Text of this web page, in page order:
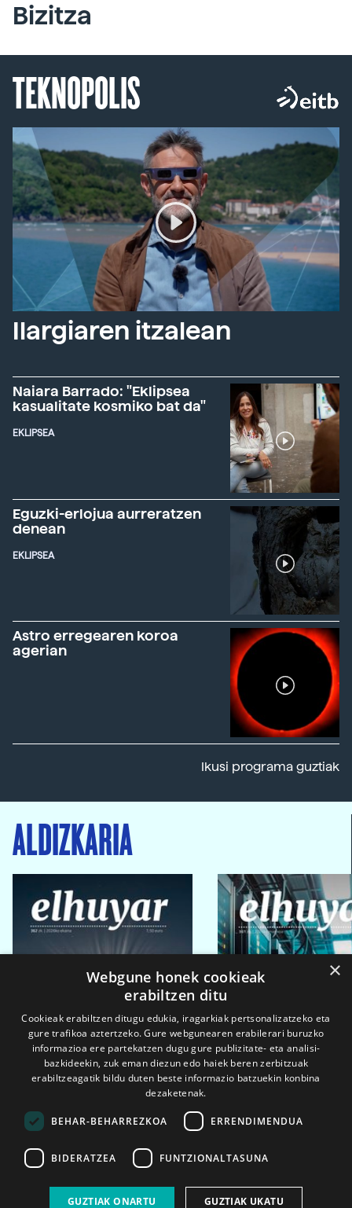
Bizitza
TEKNOPOLIS
Ilargiaren itzalean
Naiara Barrado: "Eklipsea
kasualitate kosmiko bat da"
EKLIPSEA
Eguzki-erlojua aurreratzen
denean
EKLIPSEA
Astro erregearen koroa
agerian
Ikusi programa guztiak
ALDIZKARIA
2026ko eka. 1a 2026ko mar. 1a
×
Webgune honek cookieak
erabiltzen ditu
Cookieak erabiltzen ditugu edukia, iragarkiak pertsonalizatzeko eta
gure trafikoa aztertzeko. Gure webgunearen erabilerari buruzko
informazioa ere partekatzen dugu gure publizitate- eta analisi-
bazkideekin, zuk eman diezun edo haiek beren zerbitzuak
erabiltzeagatik bildu duten beste informazio batzuekin konbina
dezaketenak.
BEHAR-BEHARREZKOA ERRENDIMENDUA
BIDERATZEA FUNTZIONALTASUNA
GUZTIAK ONARTU GUZTIAK UKATU